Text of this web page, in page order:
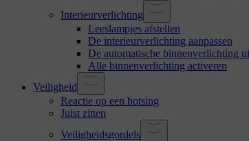
Interieurverlichting
Leeslampjes afstellen
De interieurverlichting aanpassen
De automatische binnenverlichting
Alle binnenverlichting activeren
Veiligheid
Reactie op een botsing
Juist zitten
Veiligheidsgordels